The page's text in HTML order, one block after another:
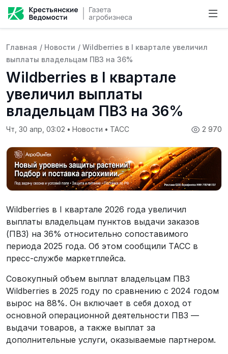
Главная / Новости / Wildberries в I квартале увеличил
выплаты владельцам ПВЗ на 36%
Wildberries в I квартале
увеличил выплаты
владельцам ПВЗ на 36%
2 970
Чт, 30 апр, 03:02 • Новости • ТАСС
Wildberries в I квартале 2026 года увеличил
выплаты владельцам пунктов выдачи заказов
(ПВЗ) на 36% относительно сопоставимого
периода 2025 года. Об этом сообщили ТАСС в
пресс-службе маркетплейса.
Совокупный объем выплат владельцам ПВЗ
Wildberries в 2025 году по сравнению с 2024 годом
вырос на 88%. Он включает в себя доход от
основной операционной деятельности ПВЗ —
выдачи товаров, а также выплат за
дополнительные услуги, оказываемые партнером.